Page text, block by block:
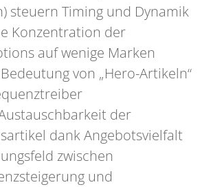
steuern Timing und Dynamik
Konzentration der
auf wenige Marken
von „Hero-Artikeln“
der
dank Angebotsvielfalt
zwischen
und